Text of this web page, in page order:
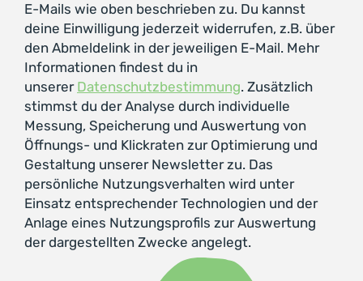
E-Mails wie oben beschrieben zu. Du kannst
deine Einwilligung jederzeit widerrufen, z.B. über
den Abmeldelink in der jeweiligen E-Mail. Mehr
Informationen findest du in
unserer Datenschutzbestimmung. Zusätzlich
stimmst du der Analyse durch individuelle
Messung, Speicherung und Auswertung von
Öffnungs- und Klickraten zur Optimierung und
Gestaltung unserer Newsletter zu. Das
persönliche Nutzungsverhalten wird unter
Einsatz entsprechender Technologien und der
Anlage eines Nutzungsprofils zur Auswertung
der dargestellten Zwecke angelegt.